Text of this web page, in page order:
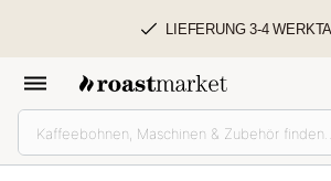
LIEFERUNG 3-4